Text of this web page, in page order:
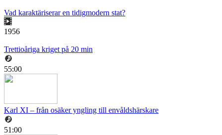
Vad karaktäriserar en tidigmodern stat?
1956
Trettioåriga kriget på 20 min
55:00
Karl XI – från osäker yngling till envåldshärskare
51:00